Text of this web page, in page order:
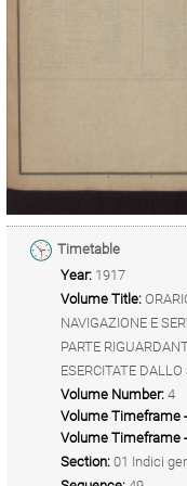
Timetable
Year: 1917
Volume Title:
NAVIGAZIONE E
PARTE
ESERCITATE DALLO
Volume Number: 4
Volume Timeframe
Volume Timeframe
Section: 01 Indici